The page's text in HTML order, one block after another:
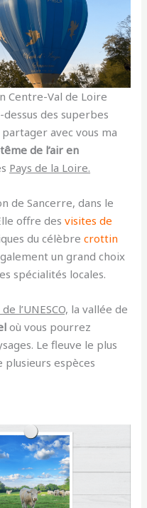
Centre-Val de Loire
des superbes
partager avec vous ma
de l’air en
Pays de la Loire.
de Sancerre, dans le
offre desvisites de
du célèbrecrottin
un grand choix
spécialités locales.
l’UNESCO, la vallée de
où vous pourrez
Le fleuve le plus
plusieurs espèces